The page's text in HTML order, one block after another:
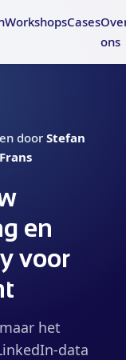
WorkshopsCases
ons
door Stefan
Frans
en
voor
het
data